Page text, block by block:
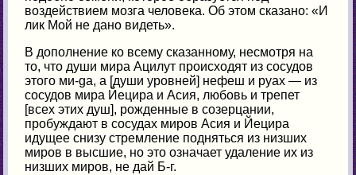
воздействием мозга человека. Об этом сказано: «И
лик Мой не дано видеть».
В дополнение ко всему сказанному, несмотря на
то, что души мира Ацилут происходят из сосудов
этого ми-ga, а [души уровней] нефеш и руах — из
сосудов мира Йецира и Асия, любовь и трепет
[всех этих душ], рожденные в созерцании,
пробуждают в сосудах миров Асия и Йецира
идущее снизу стремление подняться из низших
миров в высшие, но это означает удаление их из
низших миров, не дай Б-г.